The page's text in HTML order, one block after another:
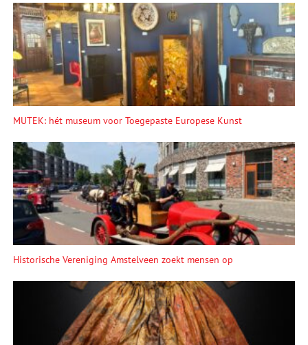
MUTEK: hét museum voor Toegepaste Europese Kunst
Historische Vereniging Amstelveen zoekt mensen op